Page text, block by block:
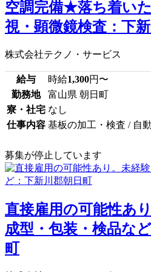
空調完備★落ち着い
視・顕微鏡検査：下
株式会社テクノ・サービス
給与 時給1,300円〜
勤務地
富山県 朝日町
寮・社宅 なし
仕事内容 基板の加工・検査 / 自
募集が停止しています
直接雇用の可能性あ
成型・包装・検品な
町